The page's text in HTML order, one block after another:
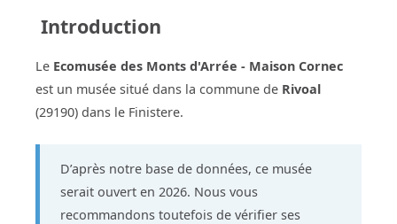
Introduction
Le Ecomusée des Monts d'Arrée - Maison Cornec
est un musée situé dans la commune de Rivoal
(29190) dans le Finistere.
D’après notre base de données, ce musée
serait ouvert en 2026. Nous vous
recommandons toutefois de vérifier ses